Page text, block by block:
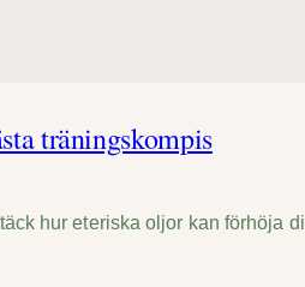
träningskompis
hur eteriska oljor kan förhöja